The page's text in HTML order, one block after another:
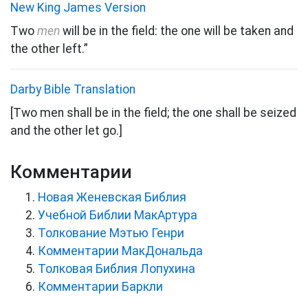
New King James Version
Two men will be in the field: the one will be taken and
the other left.”
Darby Bible Translation
[Two men shall be in the field; the one shall be seized
and the other let go.]
Комментарии
Новая Женевская Библия
Учебной Библии МакАртура
Толкование Мэтью Генри
Комментарии МакДональда
Толковая Библия Лопухина
Комментарии Баркли